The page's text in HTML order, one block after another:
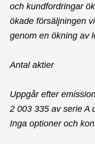
och kundfordringar
ökade försäljningen
genom en ökning av
Antal aktier
Uppgår efter
2 003 335 av serie A
Inga optioner och